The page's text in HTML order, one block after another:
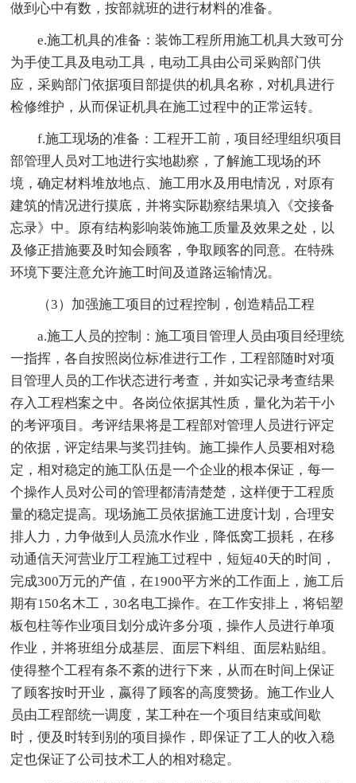
做到心中有数，按部就班的进行材料的准备。
e.施工机具的准备：装饰工程所用施工机具大致可分
为手使工具及电动工具，电动工具由公司采购部门供
应，采购部门依据项目部提供的机具名称，对机具进行
检修维护，从而保证机具在施工过程中的正常运转。
f.施工现场的准备：工程开工前，项目经理组织项目
部管理人员对工地进行实地勘察，了解施工现场的环
境，确定材料堆放地点、施工用水及用电情况，对原有
建筑的情况进行摸底，并将实际勘察结果填入《交接备
忘录》中。原有结构影响装饰施工质量及效果之处，以
及修正措施要及时知会顾客，争取顾客的同意。在特殊
环境下要注意允许施工时间及道路运输情况。
（3）加强施工项目的过程控制，创造精品工程
a.施工人员的控制：施工项目管理人员由项目经理统
一指挥，各自按照岗位标准进行工作，工程部随时对项
目管理人员的工作状态进行考查，并如实记录考查结果
存入工程档案之中。各岗位依据其性质，量化为若干小
的考评项目。考评结果将是工程部对管理人员进行评定
的依据，评定结果与奖罚挂钩。施工操作人员要相对稳
定，相对稳定的施工队伍是一个企业的根本保证，每一
个操作人员对公司的管理都清清楚楚，这样便于工程质
量的稳定提高。现场施工员依据施工进度计划，合理安
排人力，力争做到人员流水作业，降低窝工损耗，在移
动通信天河营业厅工程施工过程中，短短40天的时间，
完成300万元的产值，在1900平方米的工作面上，施工后
期有150名木工，30名电工操作。在工作安排上，将铝塑
板包柱等作业项目划分成许多分项，操作人员进行单项
作业，并将班组分成基层、面层下料组、面层粘贴组。
使得整个工程有条不紊的进行下来，从而在时间上保证
了顾客按时开业，嬴得了顾客的高度赞扬。施工作业人
员由工程部统一调度，某工种在一个项目结束或间歇
时，便及时转到别的项目操作，即保证了工人的收入稳
定也保证了公司技术工人的相对稳定。